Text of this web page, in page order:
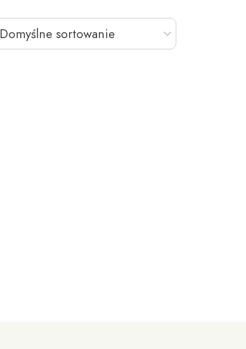
Domyślne sortowanie